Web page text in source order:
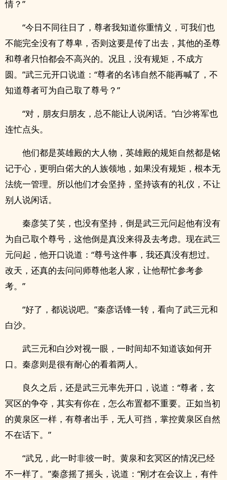
情？”
“今日不同往日了，尊者我知道你重情义，可我们也
不能完全没有了尊卑，否则这要是传了出去，其他的圣尊
和尊者只怕都会不高兴的。况且，没有规矩，不成方
圆。”武三元开口说道：“尊者的名讳自然不能再喊了，不
知道尊者可为自己取了尊号？”
“对，朋友归朋友，总不能让人说闲话。”白沙将军也
连忙点头。
他们都是英雄殿的大人物，英雄殿的规矩自然都是铭
记于心，更明白偌大的人族领地，如果没有规矩，根本无
法统一管理。所以他们才会坚持，坚持该有的礼仪，不让
别人说闲话。
秦彦笑了笑，也没有坚持，倒是武三元问起他有没有
为自己取个尊号，这他倒是真没来得及去考虑。现在武三
元问起，他开口说道：“尊号这件事，我还真没有想过。
改天，还真的去问问师尊他老人家，让他帮忙参考参
考。”
“好了，都说说吧。”秦彦话锋一转，看向了武三元和
白沙。
武三元和白沙对视一眼，一时间却不知道该如何开
口。秦彦则是很有耐心的看着两人。
良久之后，还是武三元率先开口，说道：“尊者，玄
冥区的争夺，其实有你在，怎么布置都不重要。正如当初
的黄泉区一样，有尊者出手，无人可挡，掌控黄泉区自然
不在话下。”
“武兄，此一时非彼一时。黄泉和玄冥区的情况已经
不一样了。”秦彦摇了摇头，说道：“刚才在会议上，有件